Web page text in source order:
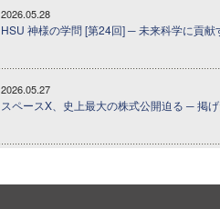
2026.05.28
HSU 神様の学問 [第24回] ─ 未来科学に貢
2026.05.27
スペースX、史上最大の株式公開迫る ─ 掲